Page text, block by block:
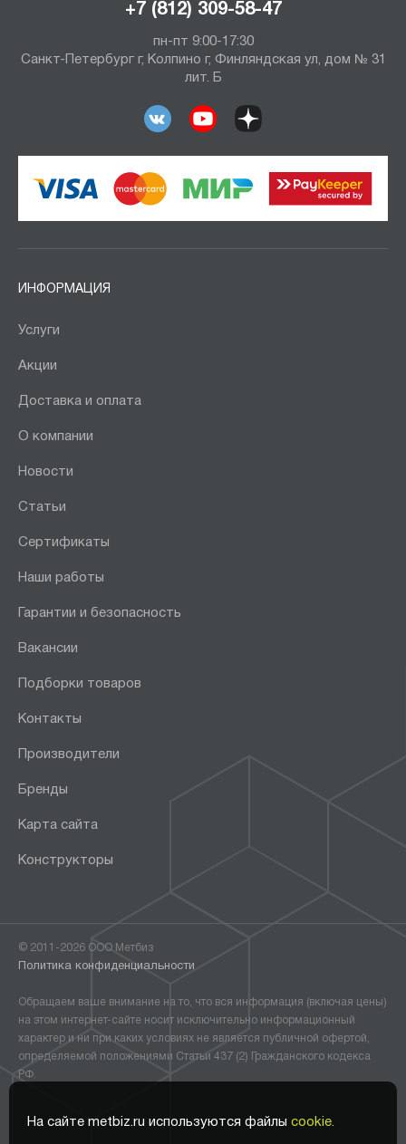
На сайте metbiz.ru используются файлы cookie.
+7 (812) 309-58-47
пн-пт 9:00-17:30
Санкт-Петербург г, Колпино г, Финляндская ул, дом № 31
лит. Б
ИНФОРМАЦИЯ
Услуги
Акции
Доставка и оплата
О компании
Новости
Статьи
Сертификаты
Наши работы
Гарантии и безопасность
Вакансии
Подборки товаров
Контакты
Производители
Бренды
Карта сайта
Конструкторы
© 2011-2026 ООО Метбиз
Политика конфиденциальности
Обращаем ваше внимание на то, что вся информация (включая цены)
на этом интернет-сайте носит исключительно информационный
характер и ни при каких условиях не является публичной офертой,
определяемой положениями Статьи 437 (2) Гражданского кодекса
РФ.